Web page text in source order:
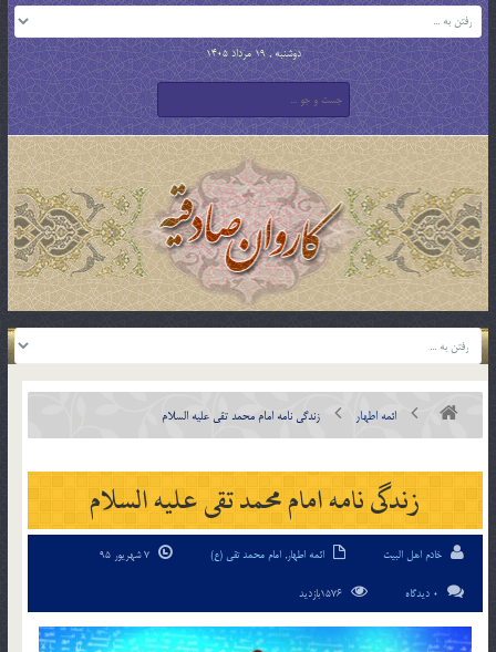
دوشنبه , 19 مرداد 1405
ائمه اطهار زندگی نامه امام محمد تقی علیه السلام
زندگی نامه امام محمد تقی علیه السلام
خادم اهل البیت ائمه اطهار, امام محمد تقی (ع)
0 دیدگاه